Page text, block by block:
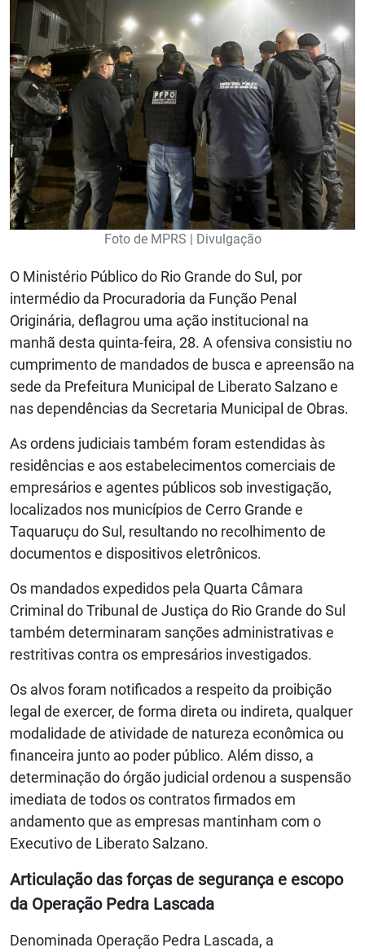
Foto de MPRS | Divulgação
O Ministério Público do Rio Grande do Sul, por
intermédio da Procuradoria da Função Penal
Originária, deflagrou uma ação institucional na
manhã desta quinta-feira, 28. A ofensiva consistiu no
cumprimento de mandados de busca e apreensão na
sede da Prefeitura Municipal de Liberato Salzano e
nas dependências da Secretaria Municipal de Obras.
As ordens judiciais também foram estendidas às
residências e aos estabelecimentos comerciais de
empresários e agentes públicos sob investigação,
localizados nos municípios de Cerro Grande e
Taquaruçu do Sul, resultando no recolhimento de
documentos e dispositivos eletrônicos.
Os mandados expedidos pela Quarta Câmara
Criminal do Tribunal de Justiça do Rio Grande do Sul
também determinaram sanções administrativas e
restritivas contra os empresários investigados.
Os alvos foram notificados a respeito da proibição
legal de exercer, de forma direta ou indireta, qualquer
modalidade de atividade de natureza econômica ou
financeira junto ao poder público. Além disso, a
determinação do órgão judicial ordenou a suspensão
imediata de todos os contratos firmados em
andamento que as empresas mantinham com o
Executivo de Liberato Salzano.
Articulação das forças de segurança e escopo
da Operação Pedra Lascada
Denominada Operação Pedra Lascada, a